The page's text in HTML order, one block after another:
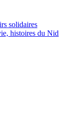
solidaires
histoires du Nid